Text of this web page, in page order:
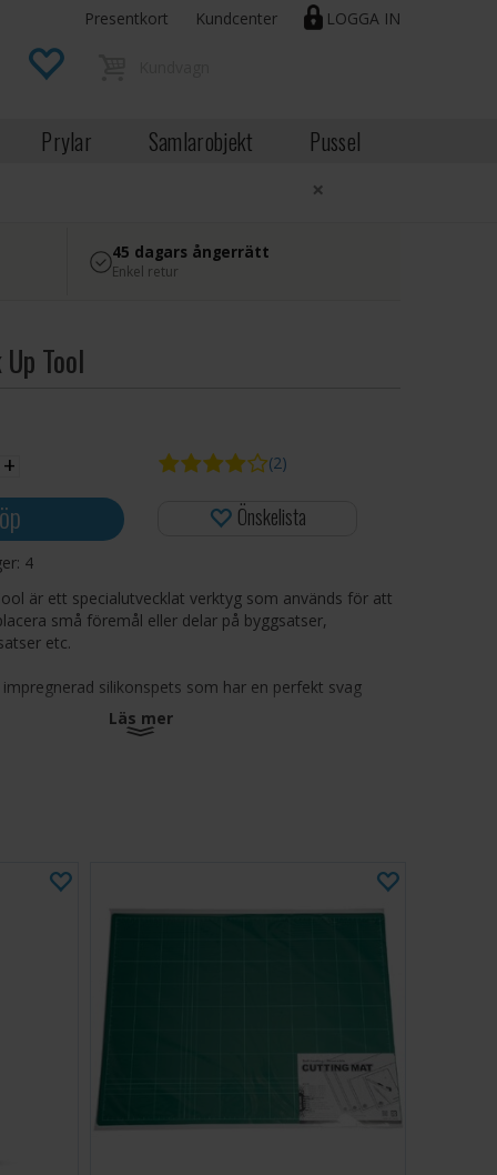
LOGGA IN
Presentkort Kundcenter
Prylar Samlarobjekt Pussel
×
45 dagars ångerrätt
Enkel retur
Tool
+
4
(2)
Önskelista
är ett specialutvecklat verktyg som används för att
små föremål eller delar på byggsatser,
etc.
silikonspets som har en perfekt svag
Läs mer